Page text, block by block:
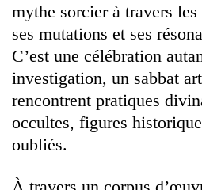
mythe sorcier à travers
ses mutations et ses
C’est une célébration
investigation, un sabbat
rencontrent pratiques
occultes, figures
oubliés.